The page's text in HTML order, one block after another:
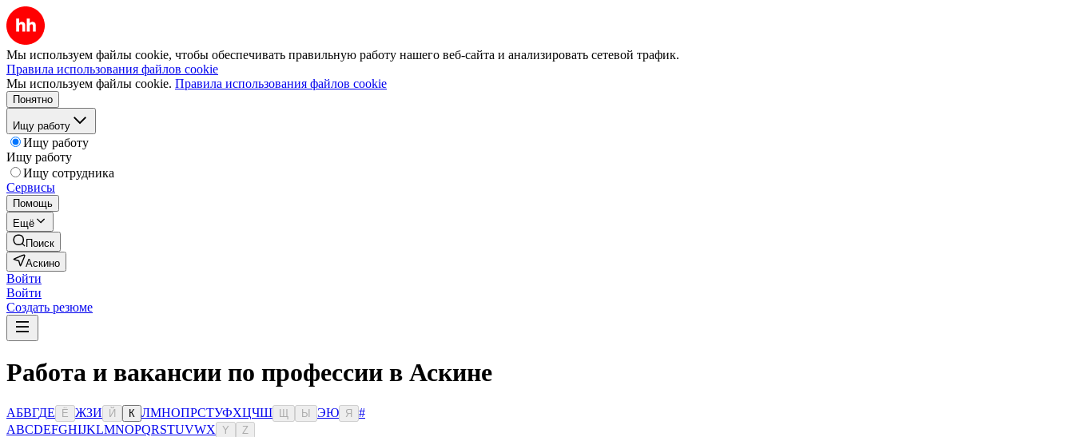
Мы используем файлы cookie, чтобы обеспечивать правильную работу нашего веб-сайта и анализировать сетевой трафик.
Правила использования файлов cookie
Мы используем файлы cookie. Правила использования файлов cookie
Понятно
Ищу работу
Ищу работу
Ищу работу
Ищу сотрудника
Сервисы
Помощь
Ещё
Поиск
Аскино
Войти
Войти
Создать резюме
Работа и вакансии по профессии в Аскине
АБВГДЕ Ё ЖЗИ Й К ЛМНОПРСТУФХЦЧШ Ы ЭЮ Я
#
ABCDEFGHIJKLMNOPQRSTUVWX Y Z